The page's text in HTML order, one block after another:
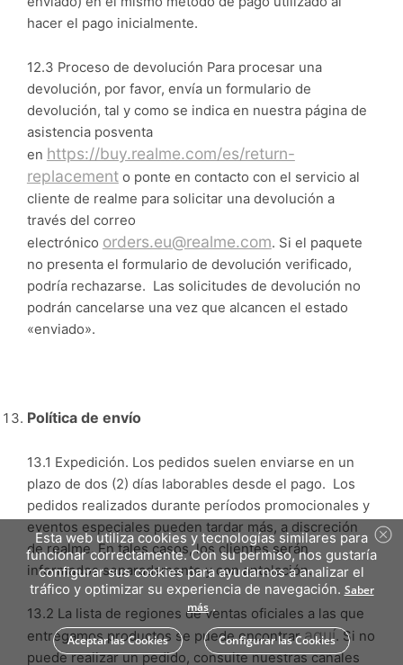
hacer el pago inicialmente.
12.3 Proceso de devolución Para procesar una
devolución, por favor, envía un formulario de
devolución, tal y como se indica en nuestra página de
asistencia posventa
en https://buy.realme.com/es/return-
replacemento ponte en contacto con el servicio al
cliente de realme para solicitar una devolución a
través del correo
electrónico orders.eu@realme.com. Si el paquete
no presenta el formulario de devolución verificado,
podría rechazarse. Las solicitudes de devolución no
podrán cancelarse una vez que alcancen el estado
«enviado».
Política de envío
13.1 Expedición. Los pedidos suelen enviarse en un
plazo de dos (2) días laborables desde el pago. Los
pedidos realizados durante períodos promocionales y
eventos especiales pueden tardar más, a discreción
de realme. En tales casos, los clientes serán
informados separadamente y con antelación.
13.2 La lista de regiones de ventas oficiales a las que
entregamos productos se puede encontraraquí. Si no
puede realizar un pedido, consulte nuestras canales
Esta web utiliza cookies y tecnologías similares para
funcionar correctamente. Con su permiso, nos gustaría
configurar sus cookies para ayudarnos a analizar el
tráfico y optimizar su experiencia de navegación. Saber
más .
Aceptar las Cookies Configurar las Cookies